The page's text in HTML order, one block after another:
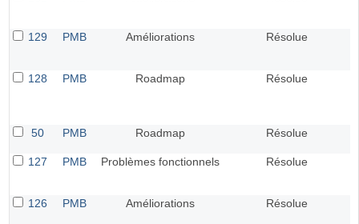
129 PMB Améliorations Résolue
128 PMB Roadmap Résolue
50 PMB Roadmap Résolue
127 PMB Problèmes fonctionnels Résolue
126 PMB Améliorations Résolue